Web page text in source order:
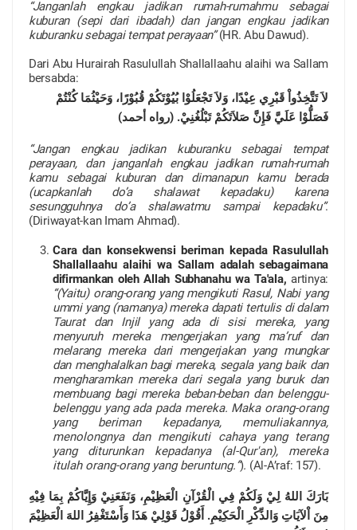
“Janganlah engkau jadikan rumah-rumahmu sebagai
kuburan (sepi dari ibadah) dan jangan engkau jadikan
kuburanku sebagai tempat perayaan”(HR. Abu Dawud).
Dari Abu Hurairah Rasulullah Shallallaahu alaihi wa Sallam
bersabda:
لاَ تَتَّخِذُواْ قَبْرِي عِيْدًا، وَلاَ تَجْعَلُوْا بُيُوْتَكُمْ قُبُوْرًا، وَحَيْثُمَا كُنْتُمْ
فَصَلُّوْا عَلَيَّ فَإِنَّ صَلاَتَكُمْ تَبْلُغُنِيْ. (رواه أحمد)
“Jangan engkau jadikan kuburanku sebagai tempat
perayaan, dan janganlah engkau jadikan rumah-rumah
kamu sebagai kuburan dan dimanapun kamu berada
(ucapkanlah do’a shalawat kepadaku) karena
sesungguhnya do’a shalawatmu sampai kepadaku”.
(Diriwayat-kan Imam Ahmad).
Cara dan konsekwensi beriman kepada Rasulullah
Shallallaahu alaihi wa Sallam adalah sebagaimana
difirmankan oleh Allah Subhanahu wa Ta'ala, artinya:
“(Yaitu) orang-orang yang mengikuti Rasul, Nabi yang
ummi yang (namanya) mereka dapati tertulis di dalam
Taurat dan Injil yang ada di sisi mereka, yang
menyuruh mereka mengerjakan yang ma’ruf dan
melarang mereka dari mengerjakan yang mungkar
dan menghalalkan bagi mereka, segala yang baik dan
mengharamkan mereka dari segala yang buruk dan
membuang bagi mereka beban-beban dan belenggu-
belenggu yang ada pada mereka. Maka orang-orang
yang beriman kepadanya, memuliakannya,
menolongnya dan mengikuti cahaya yang terang
yang diturunkan kepadanya (al-Qur'an), mereka
itulah orang-orang yang beruntung.”). (Al-A’raf: 157).
بَارَكَ اللهُ لِيْ وَلَكُمْ فِي الْقُرْآنِ الْعَظِيْمِ، وَنَفَعَنِيْ وَإِيَّاكُمْ بِمَا فِيْهِ
مِنَ اْلآيَاتِ وَالذِّكْرِ الْحَكِيْمِ. أَقُوْلُ قَوْلِيْ هَذَا وَأَسْتَغْفِرُ اللهَ الْعَظِيْمَ